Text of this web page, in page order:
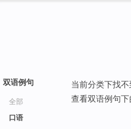
双语例句
全部
口语
当前分类下找不
查看双语例句下